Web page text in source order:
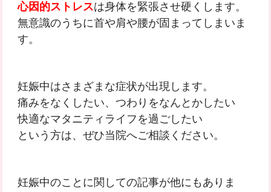
心因的ストレスは身体を緊張させ硬くします。
無意識のうちに首や肩や腰が固まってしまいま
す。
妊娠中はさまざまな症状が出現します。
痛みをなくしたい、つわりをなんとかしたい
快適なマタニティライフを過ごしたい
という方は、ぜひ当院へご相談ください。
妊娠中のことに関しての記事が他にもありま